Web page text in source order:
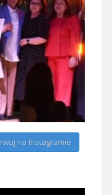
na Instagramie